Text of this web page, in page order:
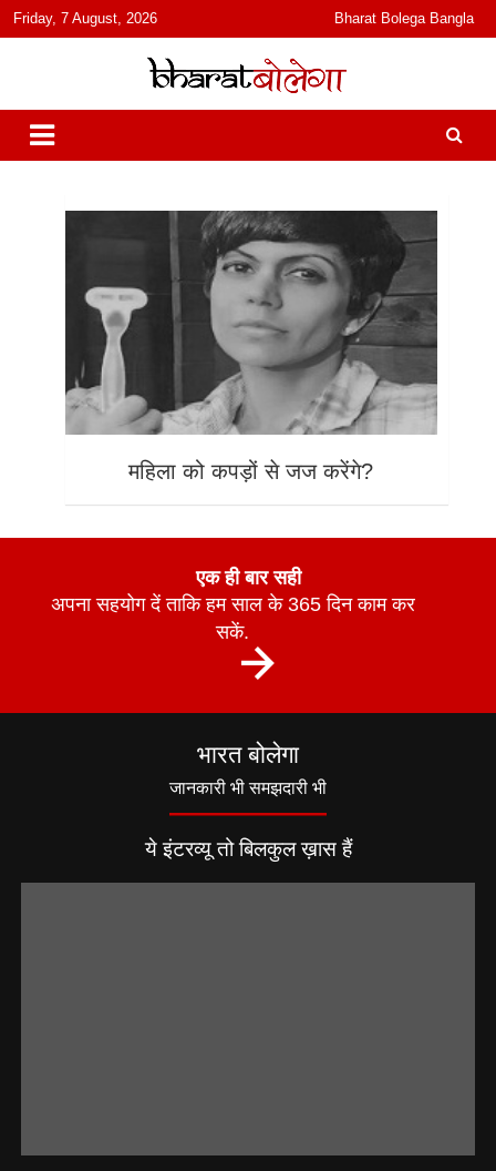
content
Friday, 7 August, 2026 Bharat Bolega Bangla
भारत बोलेगा
हिंदी में समाचार, विचार, ऑडियो, वीडियो और फ़ीचर. भारत बोलेगा हिंदी न्यूज़ वेबसाइट
India: News, Views, Info, Trends & Podcast I जानकारी भी समझदारी भी
और पॉडकास्ट
महिला को कपड़ों से जज करेंगे?
एक ही बार सही
अपना सहयोग दें ताकि हम साल के 365 दिन काम कर
सकें.
भारत बोलेगा
जानकारी भी समझदारी भी
ये इंटरव्यू तो बिलकुल ख़ास हैं